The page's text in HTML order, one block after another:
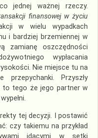
jednej ważnej rzeczy.
finansowej w życiu
w wielu wypadkach
i bardziej brzemiennej w
zamianę oszczędności
wypłacania
Nie miejsce tu na
przepychanki. Przyszły
to tego że jego partner w
tej decyzji. I postawić
czy takiemu na przykład
idącymi w setki